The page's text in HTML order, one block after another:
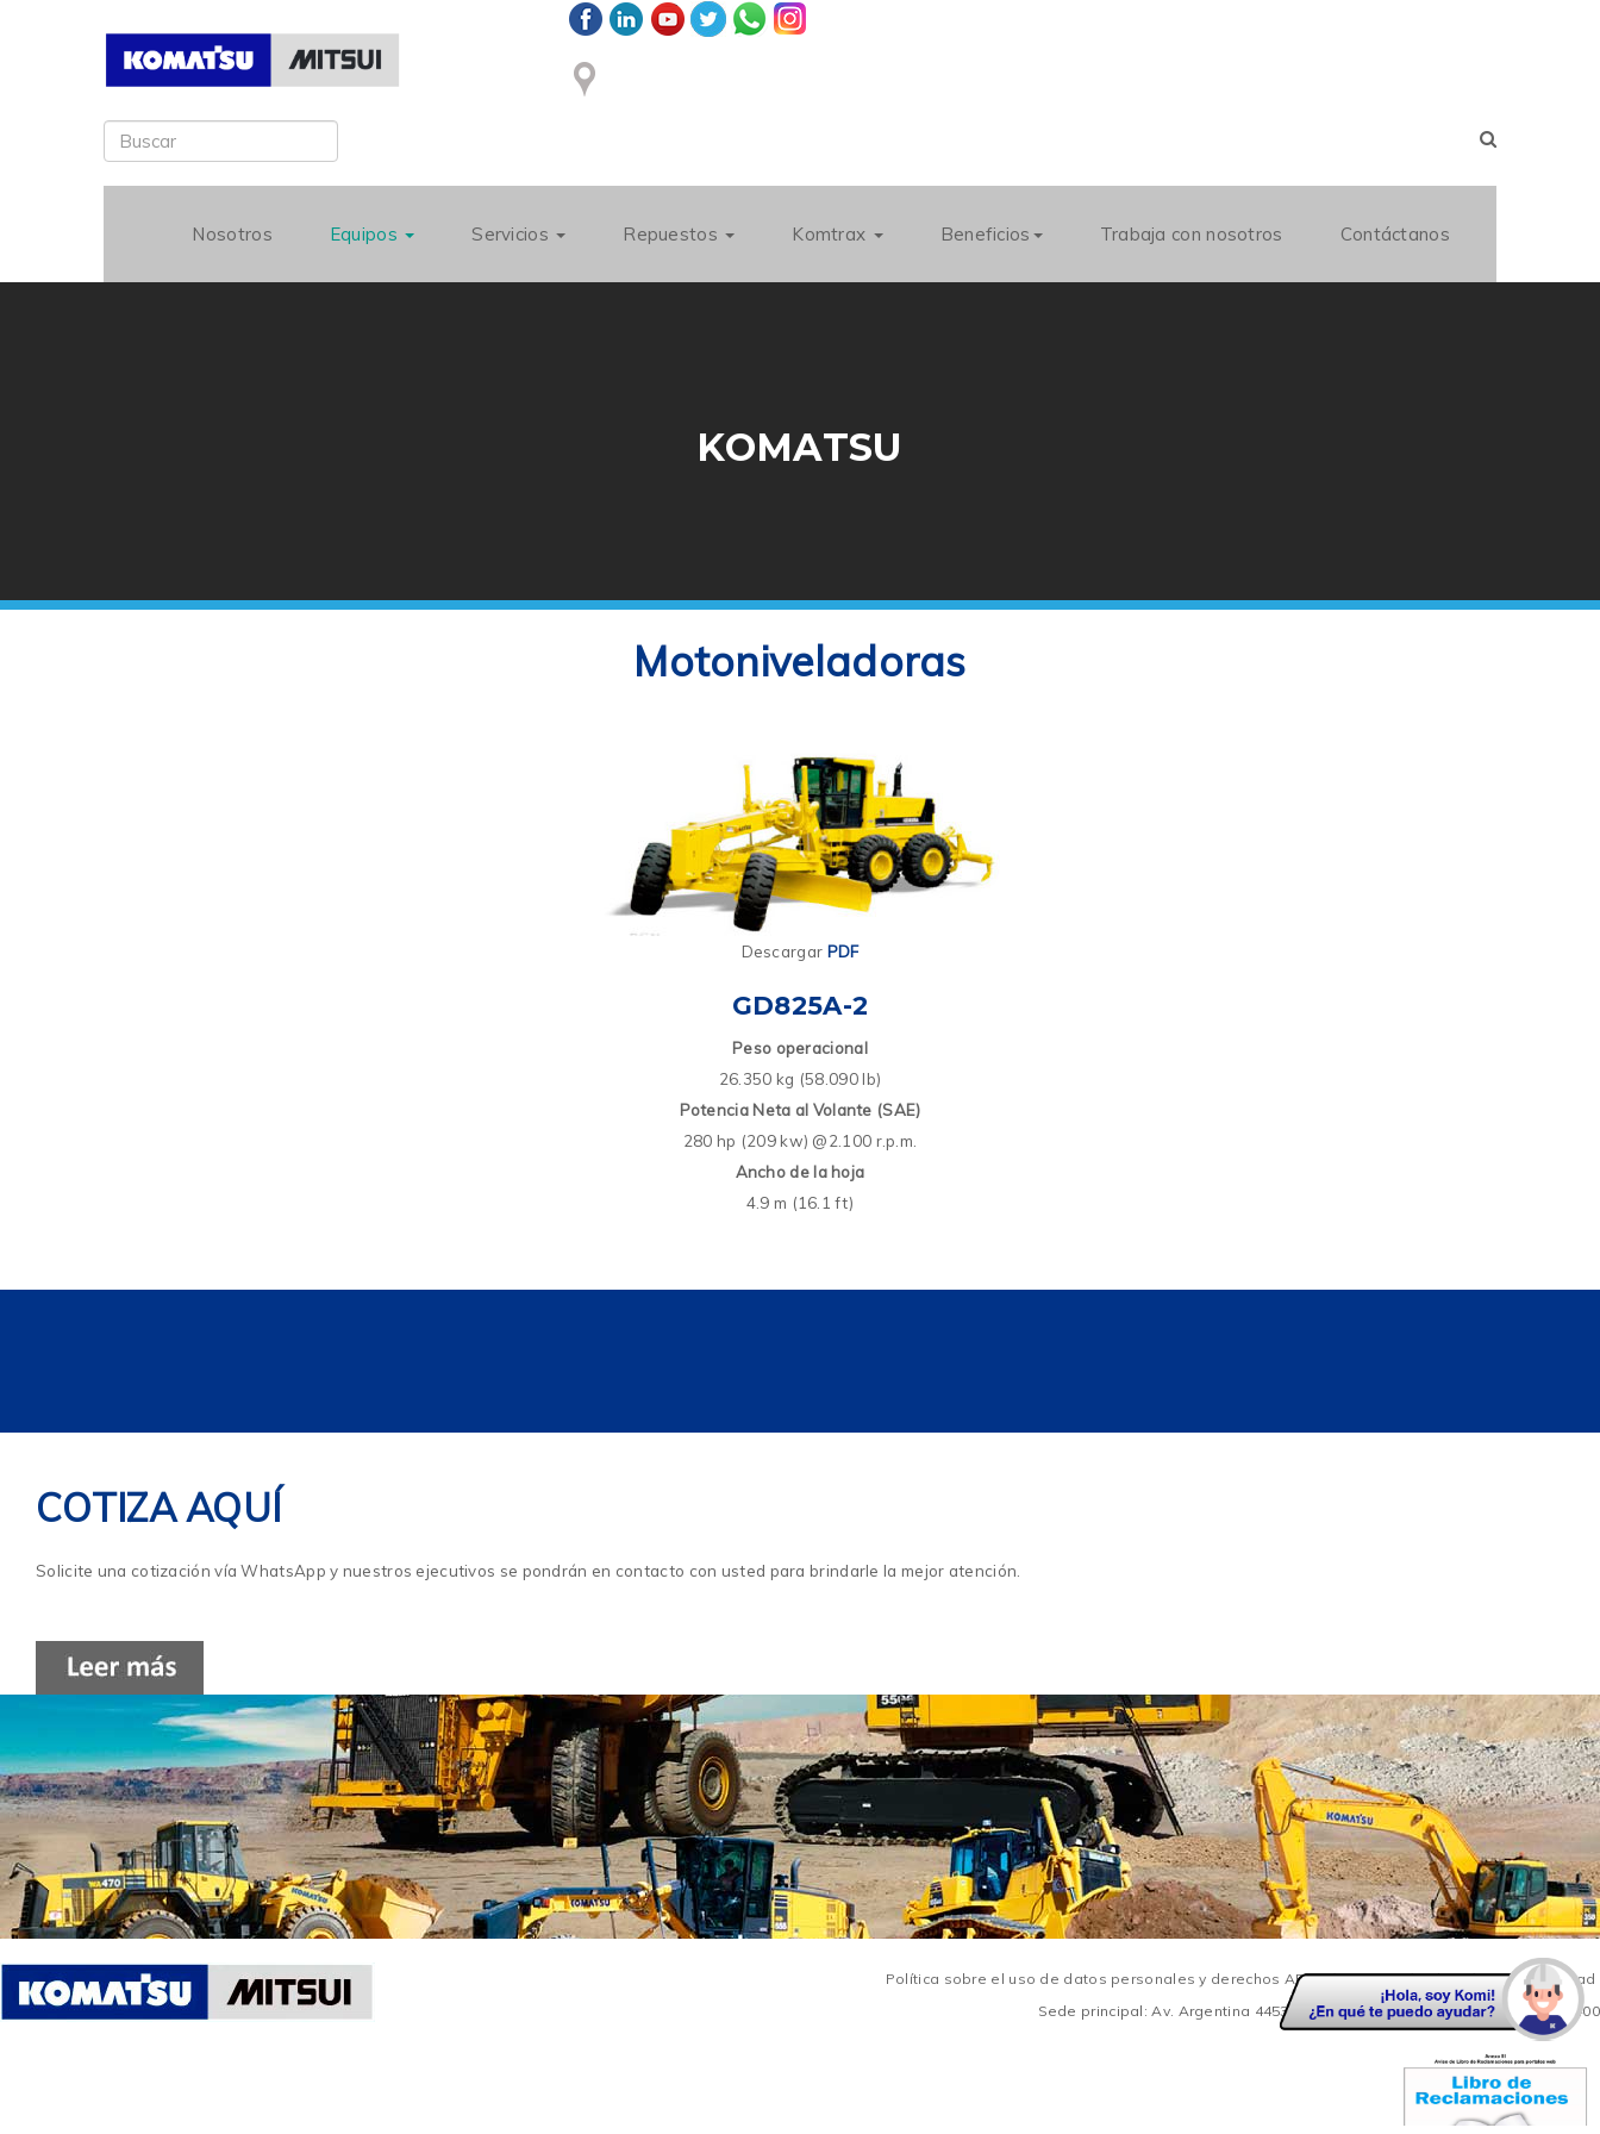
Nosotros Equipos Servicios Repuestos Komtrax Beneficios Trabaja con nosotros Contáctanos
KOMATSU
Motoniveladoras
Descargar PDF
GD825A-2
Peso operacional
26.350 kg (58.090 lb)
Potencia Neta al Volante (SAE)
280 hp (209 kw) @2.100 r.p.m.
Ancho de la hoja
4.9 m (16.1 ft)
COTIZA AQUÍ
Solicite una cotización vía WhatsApp y nuestros ejecutivos se pondrán en contacto con usted para brindarle la mejor atención.
Política sobre el uso de datos personales y derechos ARCO/Facturación Electrónica /Integridad
Sede principal: Av. Argentina 4453 - Callao / Central Telefónica: +51 615-8400